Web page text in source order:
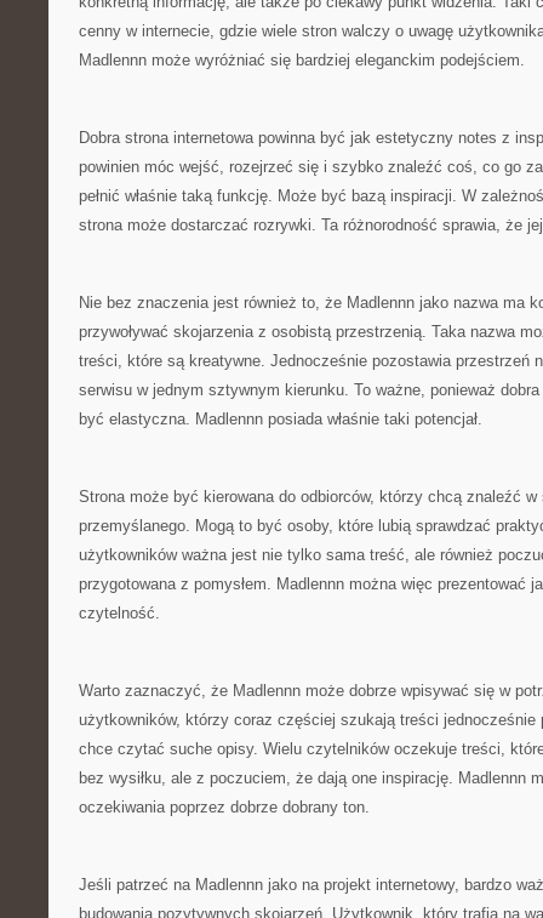
cenny w internecie, gdzie wiele stron walczy o uwagę
Madlennn może wyróżniać się bardziej eleganckim podejściem.
Dobra strona internetowa powinna być jak estetyczny notes z
powinien móc wejść, rozejrzeć się i szybko znaleźć coś, co go
pełnić właśnie taką funkcję. Może być bazą inspiracji. W
strona może dostarczać rozrywki. Ta różnorodność sprawia, że
Nie bez znaczenia jest również to, że Madlennn jako nazwa ma
przywoływać skojarzenia z osobistą przestrzenią. Taka nazwa
treści, które są kreatywne. Jednocześnie pozostawia przestrzeń
serwisu w jednym sztywnym kierunku. To ważne, ponieważ
być elastyczna. Madlennn posiada właśnie taki potencjał.
Strona może być kierowana do odbiorców, którzy chcą znaleźć
przemyślanego. Mogą to być osoby, które lubią sprawdzać
użytkowników ważna jest nie tylko sama treść, ale również
przygotowana z pomysłem. Madlennn można więc prezentować
czytelność.
Warto zaznaczyć, że Madlennn może dobrze wpisywać się w
użytkowników, którzy coraz częściej szukają treści jednocześnie
chce czytać suche opisy. Wielu czytelników oczekuje treści,
bez wysiłku, ale z poczuciem, że dają one inspirację. Madlennn
oczekiwania poprzez dobrze dobrany ton.
Jeśli patrzeć na Madlennn jako na projekt internetowy, bardzo
budowania pozytywnych skojarzeń. Użytkownik, który trafia na